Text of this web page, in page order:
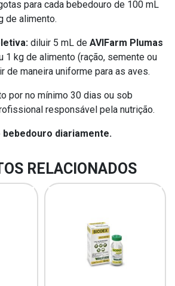
para cada bebedouro de 100 mL
de alimento.
diluir 5 mL de AVIFarm Plumas
1 kg de alimento (ração, semente ou
de maneira uniforme para as aves.
por no mínimo 30 dias ou sob
responsável pela nutrição.
bebedouro diariamente.
RELACIONADOS